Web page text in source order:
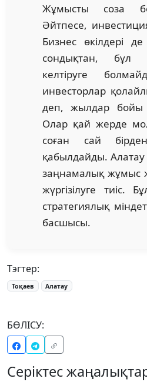
Жұмысты соза
Әйтпесе,
Бизнес өкілдері
сондықтан, бұл
келтіруге
инвесторлар
деп, жылдар бойы
Олар қай жерде
соған сай
қабылдайды.
заңнамалық жұмыс
жүргізілуге тиіс.
стратегиялық
басшысы.
Тэгтер:
Тоқаев Алатау
БӨЛІСУ:
Серіктес